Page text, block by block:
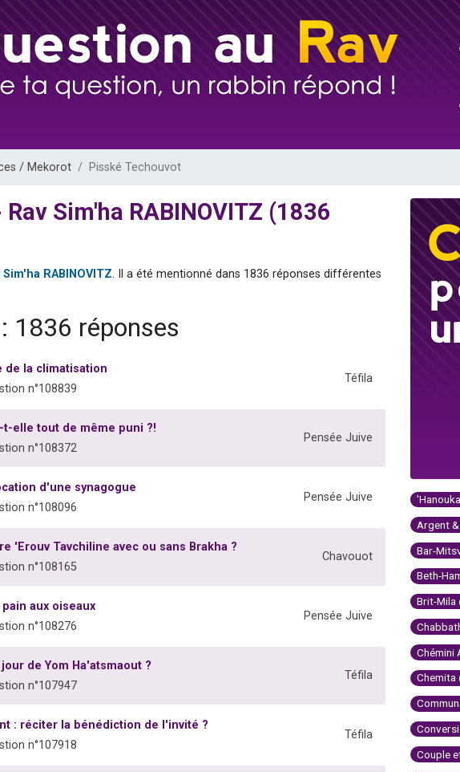
Nouvelle émission radio : Visions de grandeur n°104 : Le Chabbath et le Birkat Hamazone à travers
61 personnes viennent de demander une bénédiction
Ariel vient de donner son Maasser
Il reste 49 places pour étudier en groupe sur Zoom
/ Mekorot Pisské Techouvot
Sim'ha RABINOVITZ (1836
Sim'ha RABINOVITZ. Il a été mentionné dans 1836 réponses différentes
1836 réponses
de la climatisation
n°108839
Téfila
elle tout de même puni ?!
n°108372
Pensée Juive
d'une synagogue
n°108096
Pensée Juive
'Erouv Tavchiline avec ou sans Brakha ?
n°108165
Chavouot
aux oiseaux
n°108276
Pensée Juive
de Yom Ha'atsmaout ?
n°107947
Téfila
: réciter la bénédiction de l'invité ?
n°107918
Téfila
'Hanouka
Argent
Bar-
Beth-
Brit-Mila
Chémini
Chemita
Couple